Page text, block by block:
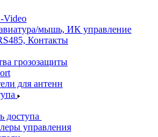
Video
мышь, ИК управление
Контакты
грозозащиты
для антенн
доступа
управления